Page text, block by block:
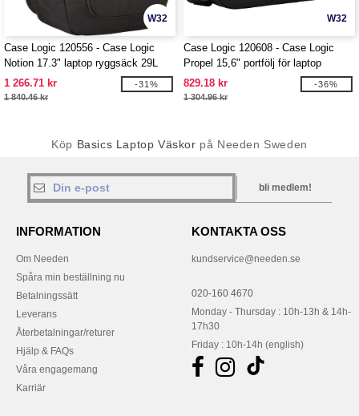
W32
Case Logic 120556 - Case Logic
Notion 17.3" laptop ryggsäck 29L
1 266.71 kr
1 840.46 kr
-31%
W32
Case Logic 120608 - Case Logic
Propel 15,6" portfölj för laptop
829.18 kr
1 304.96 kr
-36%
Köp Basics Laptop Väskor på Needen Sweden
bli medlem!
INFORMATION
Om Needen
Spåra min beställning nu
Betalningssätt
Leverans
Återbetalningar/returer
Hjälp & FAQs
Våra engagemang
Karriär
KONTAKTA OSS
kundservice@needen.se
020-160 4670
Monday - Thursday : 10h-13h & 14h-
17h30
Friday : 10h-14h (english)